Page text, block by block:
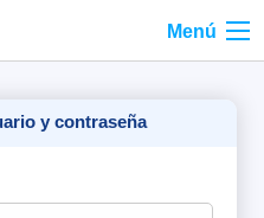
Menú
y contraseña